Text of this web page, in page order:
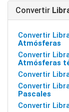
Convertir
Convertir
Atmósferas
Convertir
Atmósferas
Convertir
Convertir
Pascales
Convertir